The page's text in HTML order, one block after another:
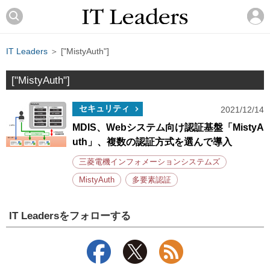
IT Leaders ＞ ["MistyAuth"]
["MistyAuth"]
セキュリティ 2021/12/14
MDIS、Webシステム向け認証基盤「MistyA
uth」、複数の認証方式を選んで導入
三菱電機インフォメーションシステムズ
MistyAuth 多要素認証
IT Leadersをフォローする